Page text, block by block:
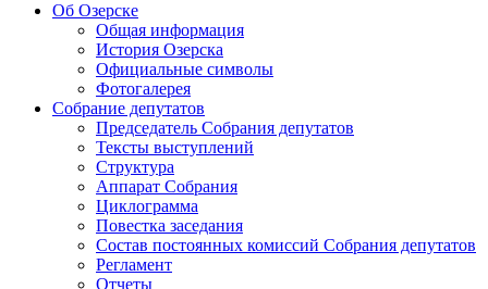
Об Озерске
Общая информация
История Озерска
Официальные символы
Фотогалерея
Собрание депутатов
Председатель Собрания депутатов
Тексты выступлений
Структура
Аппарат Собрания
Циклограмма
Повестка заседания
Состав постоянных комиссий Собрания депутатов
Регламент
Отчеты